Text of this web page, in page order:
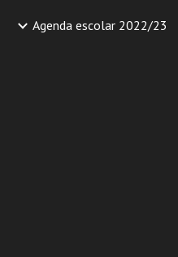
Agenda escolar 2022/23